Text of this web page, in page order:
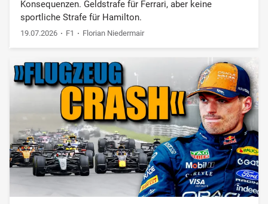
Konsequenzen. Geldstrafe für Ferrari, aber keine
sportliche Strafe für Hamilton.
19.07.2026 F1 Florian Niedermair